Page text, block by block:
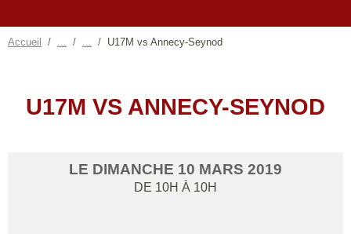
Accueil U17M vs Annecy-Seynod
U17M VS ANNECY-SEYNOD
LE DIMANCHE 10 MARS 2019
DE 10H À 10H